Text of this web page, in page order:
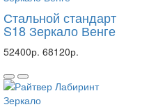
Стальной стандарт
S18 Зеркало Венге
52400р. 68120р.